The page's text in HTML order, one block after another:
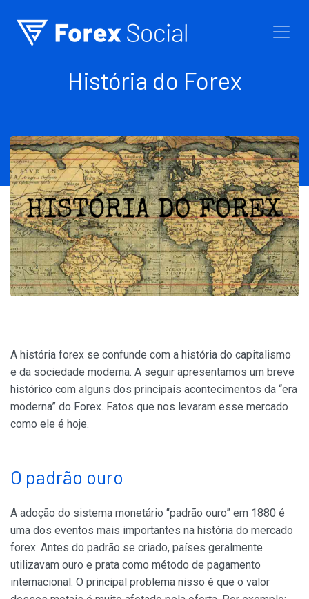
História do Forex
A história forex se confunde com a história do capitalismo
e da sociedade moderna. A seguir apresentamos um breve
histórico com alguns dos principais acontecimentos da “era
moderna” do Forex. Fatos que nos levaram esse mercado
como ele é hoje.
O padrão ouro
A adoção do sistema monetário “padrão ouro” em 1880 é
uma dos eventos mais importantes na história do mercado
forex. Antes do padrão se criado, países geralmente
utilizavam ouro e prata como método de pagamento
internacional. O principal problema nisso é que o valor